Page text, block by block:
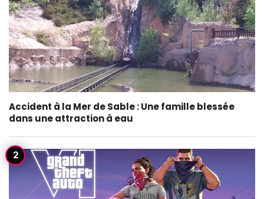
Accident à la Mer de Sable : Une famille blessée
dans une attraction à eau